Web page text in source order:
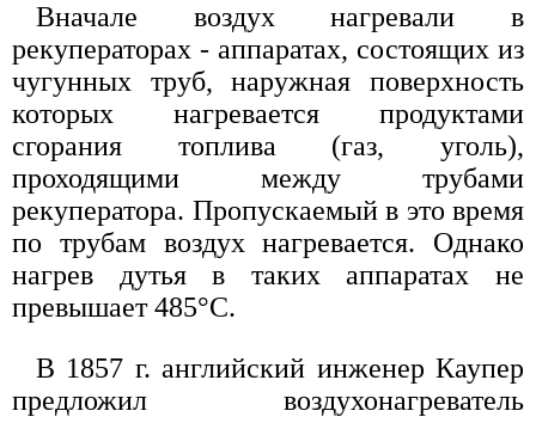
Вначале воздух нагревали в
рекуператорах - аппаратах, состоящих из
чугунных труб, наружная поверхность
которых нагревается продуктами
сгорания топлива (газ, уголь),
проходящими между трубами
рекуператора. Пропускаемый в это время
по трубам воздух нагревается. Однако
нагрев дутья в таких аппаратах не
превышает 485°С.
В 1857 г. английский инженер Каупер
предложил воздухонагреватель